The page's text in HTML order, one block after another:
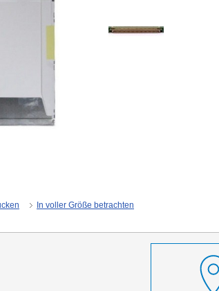
In voller Größe betrachten